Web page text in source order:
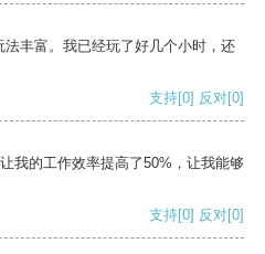
丰富。我已经玩了好几个小时，还
支持[0] 反对[0]
我的工作效率提高了50%，让我能够
支持[0] 反对[0]